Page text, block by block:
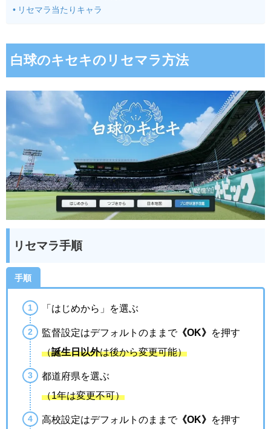
リセマラ当たりキャラ
白球のキセキのリセマラ方法
リセマラ手順
手順
「はじめから」を選ぶ
監督設定はデフォルトのままで《OK》
を押す
（誕生日以外は後から変更可能）
都道府県を選ぶ
（1年は変更不可）
高校設定はデフォルトのままで《OK》
を押す